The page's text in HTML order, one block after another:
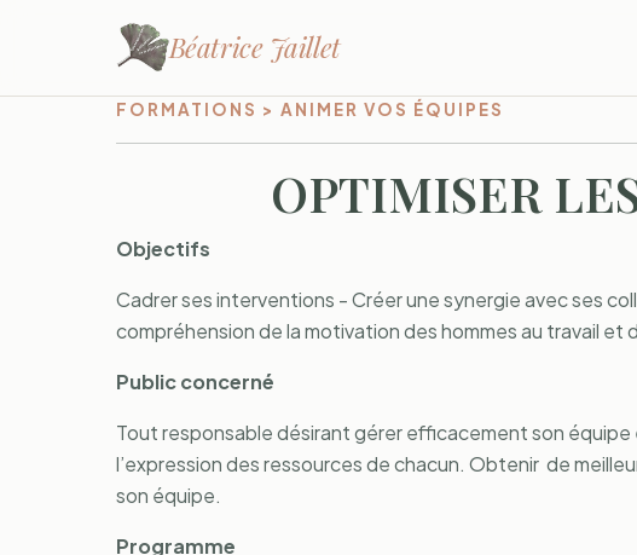
Béatrice Jaillet
FORMATIONS > ANIMER VOS ÉQUIPES
OPTIMISER
Objectifs
Cadrer ses interventions - Créer une synergie avec ses
compréhension de la motivation des hommes au travail et
Public concerné
Tout responsable désirant gérer efficacement son
l’expression des ressources de chacun. Obtenir de
son équipe.
Programme